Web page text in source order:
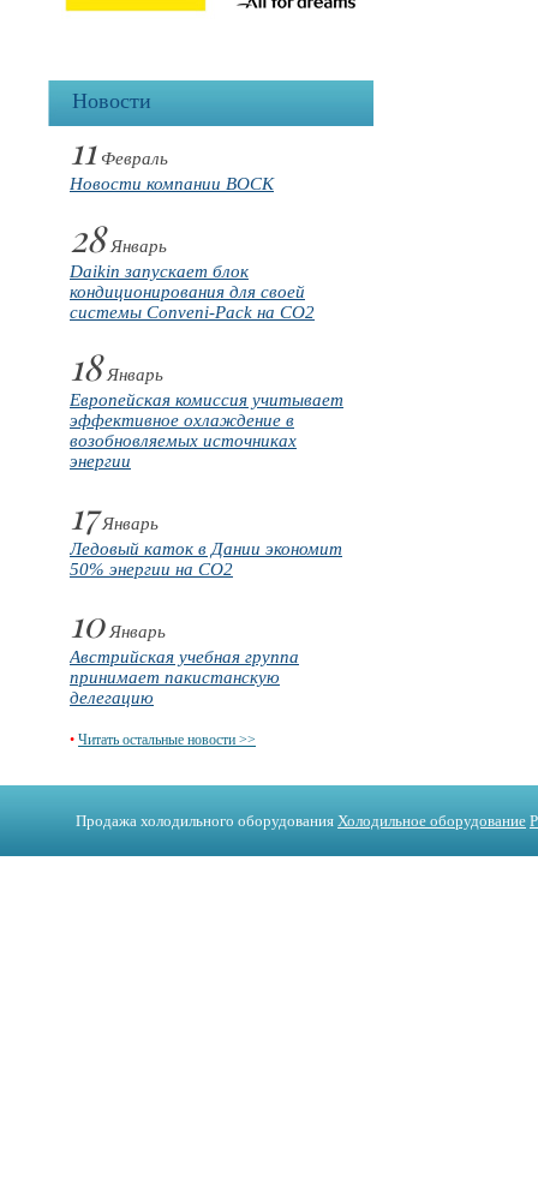
Новости
11 Февраль
Новости компании BOCK
28Январь
Daikin запускает блок
кондиционирования для своей
системы Conveni-Pack на CO2
18Январь
Европейская комиссия учитывает
эффективное охлаждение в
возобновляемых источниках
энергии
17Январь
Ледовый каток в Дании экономит
50% энергии на CO2
10Январь
Австрийская учебная группа
принимает пакистанскую
делегацию
• Читать остальные новости >>
Продажа холодильного оборудования Холодильное оборудование